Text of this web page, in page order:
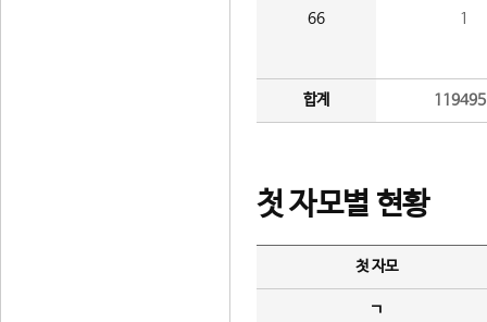
66 1
합계
첫 자모별 현황
첫 자모
ㄱ